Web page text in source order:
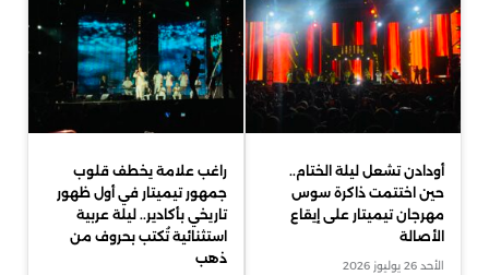
أودادن تشعل ليلة الختام..
حين اختتمت ذاكرة سوس
مهرجان تيميتار على إيقاع
الأصالة
الأحد 26 يوليوز 2026
راغب علامة يخطف قلوب
جمهور تيميتار في أول ظهور
تاريخي بأكادير.. ليلة عربية
استثنائية تُكتب بحروف من
ذهب